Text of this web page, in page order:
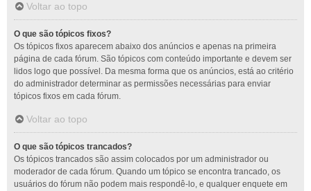
Voltar ao topo
O que são tópicos fixos?
Os tópicos fixos aparecem abaixo dos anúncios e apenas na primeira
página de cada fórum. São tópicos com conteúdo importante e devem ser
lidos logo que possível. Da mesma forma que os anúncios, está ao critério
do administrador determinar as permissões necessárias para enviar
tópicos fixos em cada fórum.
Voltar ao topo
O que são tópicos trancados?
Os tópicos trancados são assim colocados por um administrador ou
moderador de cada fórum. Quando um tópico se encontra trancado, os
usuários do fórum não podem mais respondê-lo, e qualquer enquete em